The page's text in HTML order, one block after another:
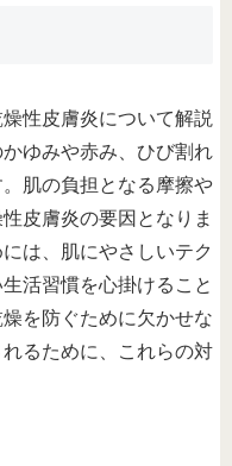
性皮膚炎について解説
ゆみや赤み、ひび割れ
肌の負担となる摩擦や
皮膚炎の要因となりま
は、肌にやさしいテク
活習慣を心掛けること
を防ぐために欠かせな
るために、これらの対